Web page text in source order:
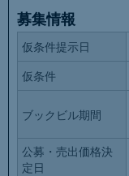
募集情報
仮条件提示日
仮条件
ブックビル期間
公募・売出価格決
定日